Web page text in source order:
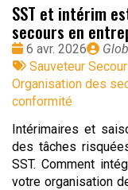
SST et intérim
secours en
Date
:
6 avr. 2026
par
Tags
:
Sauveteur
Organisation des
conformité
Intérimaires et
des tâches
SST. Comment
votre organisation